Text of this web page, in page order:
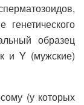
образец
и Y (мужские)
(у которых